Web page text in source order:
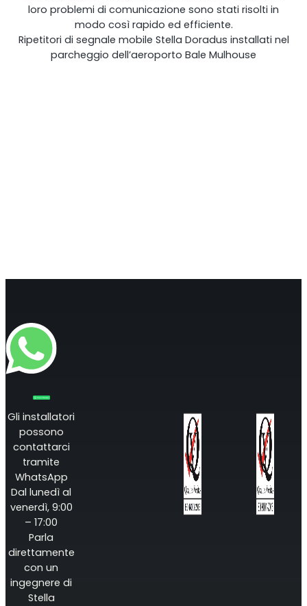
loro problemi di comunicazione sono stati risolti in
modo così rapido ed efficiente.
Ripetitori di segnale mobile Stella Doradus installati nel
parcheggio dell’aeroporto Bale Mulhouse
Gli installatori
possono
contattarci
tramite
WhatsApp
Dal lunedì al
venerdì, 9:00
– 17:00
Parla
direttamente
con un
ingegnere di
Stella